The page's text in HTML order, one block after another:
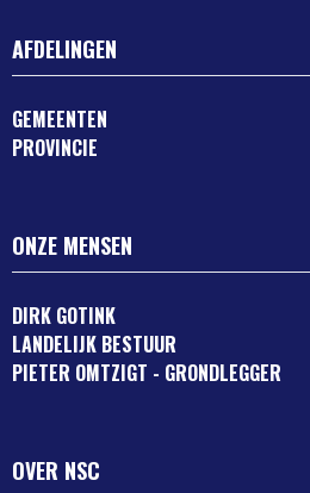
AFDELINGEN
GEMEENTEN
PROVINCIE
ONZE MENSEN
DIRK GOTINK
LANDELIJK BESTUUR
PIETER OMTZIGT - GRONDLEGGER
OVER NSC